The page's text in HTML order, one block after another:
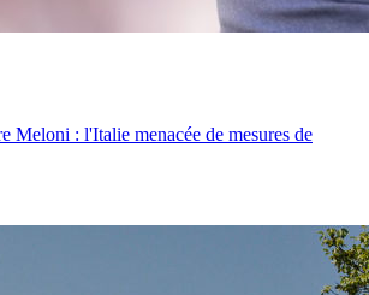
Meloni : l'Italie menacée de mesures de